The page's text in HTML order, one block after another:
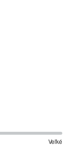
Veľké